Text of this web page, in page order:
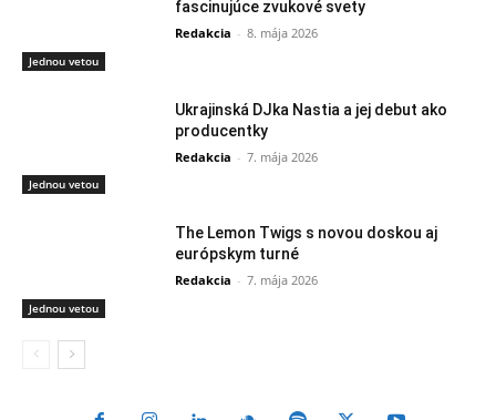
Jednou vetou
fascinujúce zvukové svety
Redakcia - 8. mája 2026
Jednou vetou
Ukrajinská DJka Nastia a jej debut ako
producentky
Redakcia - 7. mája 2026
Jednou vetou
The Lemon Twigs s novou doskou aj
európskym turné
Redakcia - 7. mája 2026